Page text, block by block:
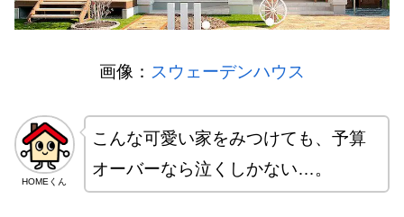
画像： スウェーデンハウス
HOMEくん
こんな可愛い家をみつけても、予算
オーバーなら泣くしかない…。